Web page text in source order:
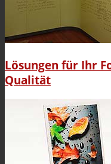
Lösungen für Ihr
Qualität